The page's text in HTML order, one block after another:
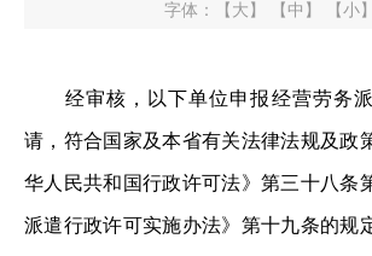
字体：
【大】 【中】 【小】
经审核，以下单位申报经营劳务派
请，符合国家及本省有关法律法规及政
华人民共和国行政许可法》第三十八条
派遣行政许可实施办法》第十九条的规